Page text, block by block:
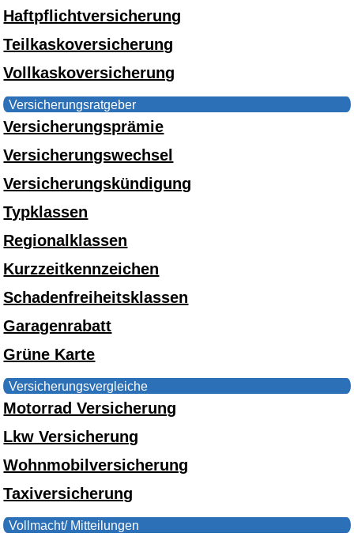
Haftpflichtversicherung
Teilkaskoversicherung
Vollkaskoversicherung
Versicherungsratgeber
Versicherungsprämie
Versicherungswechsel
Versicherungskündigung
Typklassen
Regionalklassen
Kurzzeitkennzeichen
Schadenfreiheitsklassen
Garagenrabatt
Grüne Karte
Versicherungsvergleiche
Motorrad Versicherung
Lkw Versicherung
Wohnmobilversicherung
Taxiversicherung
Vollmacht/ Mitteilungen